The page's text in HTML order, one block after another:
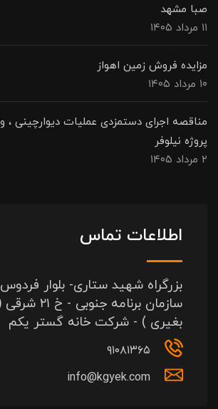
صبا مشهد
۱۱ مرداد ۱۴۰۵
مزایده فروش زمین اهواز
۱۰ مرداد ۱۴۰۵
مناقصه اجرای دستمزدی عملیات دیوارچینی ،
پروژه نیلوفر
۲ مرداد ۱۴۰۵
اطلاعات تماس
بزرگراه شهید ستاری- بلوار
سازمان برنامه
بغیری ) - شرکت خانه گستر یکم
۹۱۰۸۱۳۶۵
info@kgyek.com